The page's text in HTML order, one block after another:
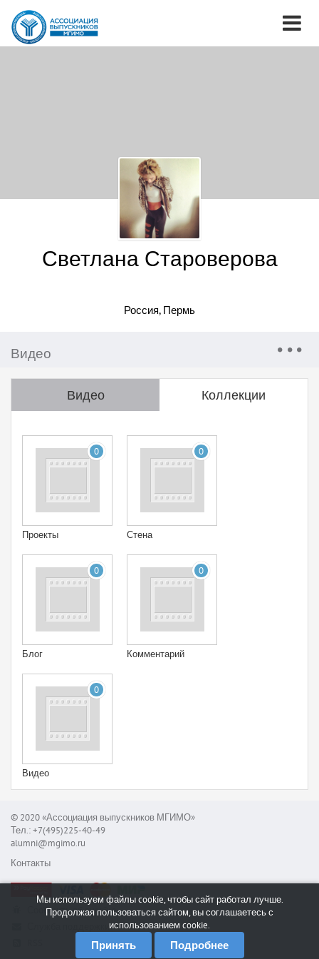
Светлана Староверова
Россия, Пермь
Видео
Видео Коллекции
0
Проекты
0
Стена
0
Блог
0
Комментарий
0
Видео
© 2020 «Ассоциация выпускников МГИМО»
Тел.: +7(495)225-40-49
alumni@mgimo.ru
Контакты
Сообщить об ошибке
Мы используем файлы cookie, чтобы сайт работал лучше.
Продолжая пользоваться сайтом, вы соглашаетесь с
использованием cookie.
Принять Подробнее